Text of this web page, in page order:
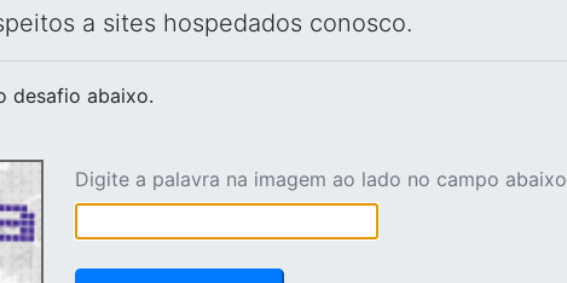
a sites hospedados conosco.
desafio abaixo.
Digite a palavra na imagem ao lado no campo abaixo